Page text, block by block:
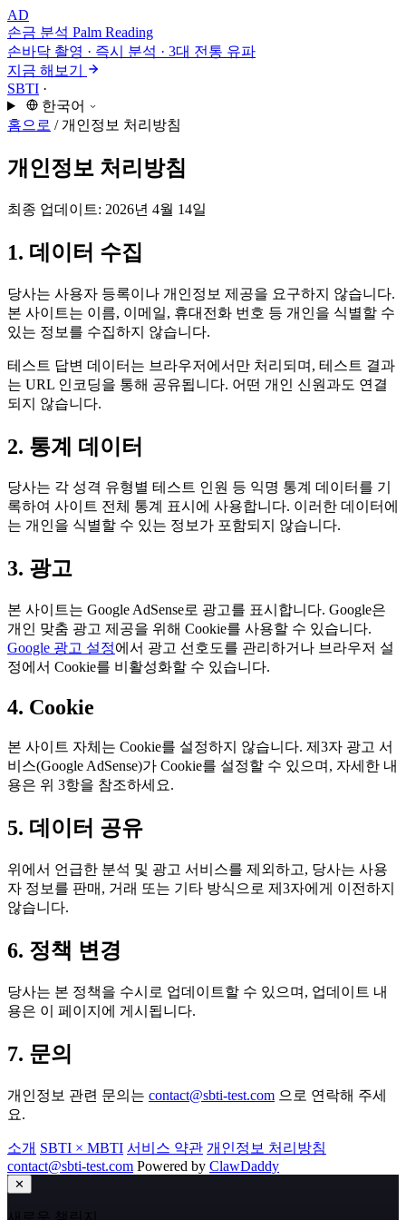
AD
손금 분석 Palm Reading
손바닥 촬영 · 즉시 분석 · 3대 전통 유파
지금 해보기
SBTI ·
한국어
홈으로 / 개인정보 처리방침
개인정보 처리방침
최종 업데이트: 2026년 4월 14일
1. 데이터 수집
당사는 사용자 등록이나 개인정보 제공을 요구하지 않습니다.
본 사이트는 이름, 이메일, 휴대전화 번호 등 개인을 식별할 수
있는 정보를 수집하지 않습니다.
테스트 답변 데이터는 브라우저에서만 처리되며, 테스트 결과
는 URL 인코딩을 통해 공유됩니다. 어떤 개인 신원과도 연결
되지 않습니다.
2. 통계 데이터
당사는 각 성격 유형별 테스트 인원 등 익명 통계 데이터를 기
록하여 사이트 전체 통계 표시에 사용합니다. 이러한 데이터에
는 개인을 식별할 수 있는 정보가 포함되지 않습니다.
3. 광고
본 사이트는 Google AdSense로 광고를 표시합니다. Google은
개인 맞춤 광고 제공을 위해 Cookie를 사용할 수 있습니다.
Google 광고 설정에서 광고 선호도를 관리하거나 브라우저 설
정에서 Cookie를 비활성화할 수 있습니다.
4. Cookie
본 사이트 자체는 Cookie를 설정하지 않습니다. 제3자 광고 서
비스(Google AdSense)가 Cookie를 설정할 수 있으며, 자세한 내
용은 위 3항을 참조하세요.
5. 데이터 공유
위에서 언급한 분석 및 광고 서비스를 제외하고, 당사는 사용
자 정보를 판매, 거래 또는 기타 방식으로 제3자에게 이전하지
않습니다.
6. 정책 변경
당사는 본 정책을 수시로 업데이트할 수 있으며, 업데이트 내
용은 이 페이지에 게시됩니다.
7. 문의
개인정보 관련 문의는 contact@sbti-test.com 으로 연락해 주세
요.
소개 SBTI × MBTI 서비스 약관 개인정보 처리방침
contact@sbti-test.com Powered by ClawDaddy
✕
새로운 챌린지